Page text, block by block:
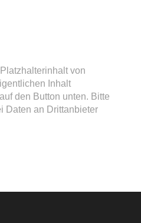
von
Inhalt
den Button unten. Bitte
Daten an Drittanbieter